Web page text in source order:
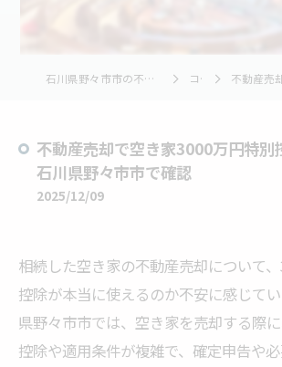
石川県野々市市の不動産売却ならTNホーム株式会社 コラム 不動産売却で空き家
不動産売却で空き家3000万円特別
石川県野々市市で確認
2025/12/09
相続した空き家の不動産売却について
控除が本当に使えるのか不安に感じて
県野々市市では、空き家を売却する際
控除や適用条件が複雑で、確定申告や